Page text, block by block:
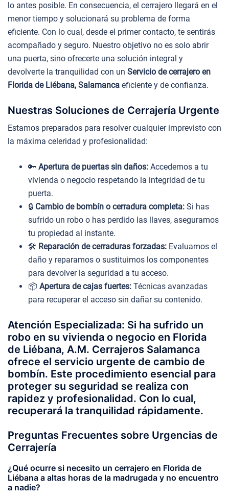
lo antes posible. En consecuencia, el cerrajero llegará en el
menor tiempo y solucionará su problema de forma
eficiente. Con lo cual, desde el primer contacto, te sentirás
acompañado y seguro. Nuestro objetivo no es solo abrir
una puerta, sino ofrecerte una solución integral y
devolverte la tranquilidad con un Servicio de cerrajero en
Florida de Liébana, Salamanca eficiente y de confianza.
Nuestras Soluciones de Cerrajería Urgente
Estamos preparados para resolver cualquier imprevisto con
la máxima celeridad y profesionalidad:
🔑 Apertura de puertas sin daños: Accedemos a tu
vivienda o negocio respetando la integridad de tu
puerta.
🔒 Cambio de bombín o cerradura completa: Si has
sufrido un robo o has perdido las llaves, aseguramos
tu propiedad al instante.
🛠️ Reparación de cerraduras forzadas: Evaluamos el
daño y reparamos o sustituimos los componentes
para devolver la seguridad a tu acceso.
📦 Apertura de cajas fuertes: Técnicas avanzadas
para recuperar el acceso sin dañar su contenido.
Atención Especializada: Si ha sufrido un
robo en su vivienda o negocio en Florida
de Liébana, A.M. Cerrajeros Salamanca
ofrece el servicio urgente de cambio de
bombín. Este procedimiento esencial para
proteger su seguridad se realiza con
rapidez y profesionalidad. Con lo cual,
recuperará la tranquilidad rápidamente.
Preguntas Frecuentes sobre Urgencias de
Cerrajería
¿Qué ocurre si necesito un cerrajero en Florida de
Liébana a altas horas de la madrugada y no encuentro
a nadie?